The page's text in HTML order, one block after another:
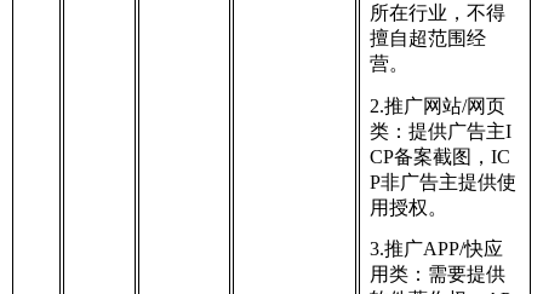
所在行业，不得
擅自超范围经
营。
2.推广网站/网页
类：提供广告主I
CP备案截图，IC
P非广告主提供使
用授权。
3.推广APP/快应
用类：需要提供